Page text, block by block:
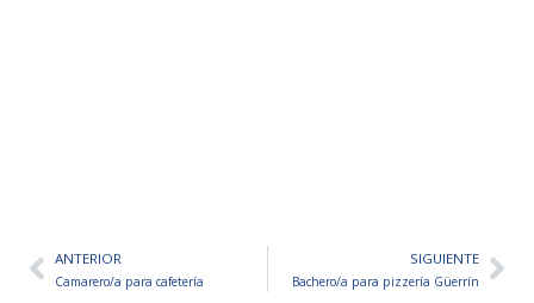
AntANTERIOR
Camarero/a para cafetería
SIGUIENTE
Bachero/a para pizzería Güerrín